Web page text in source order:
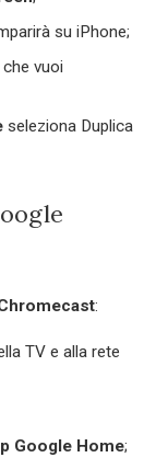
su iPhone;
vuoi
seleziona Duplica
:
TV e alla rete
Google Home;